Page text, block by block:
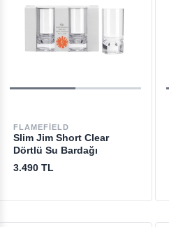
FLAMEFIELD
Slim Jim Short Clear
Dörtlü Su Bardağı
3.490 TL